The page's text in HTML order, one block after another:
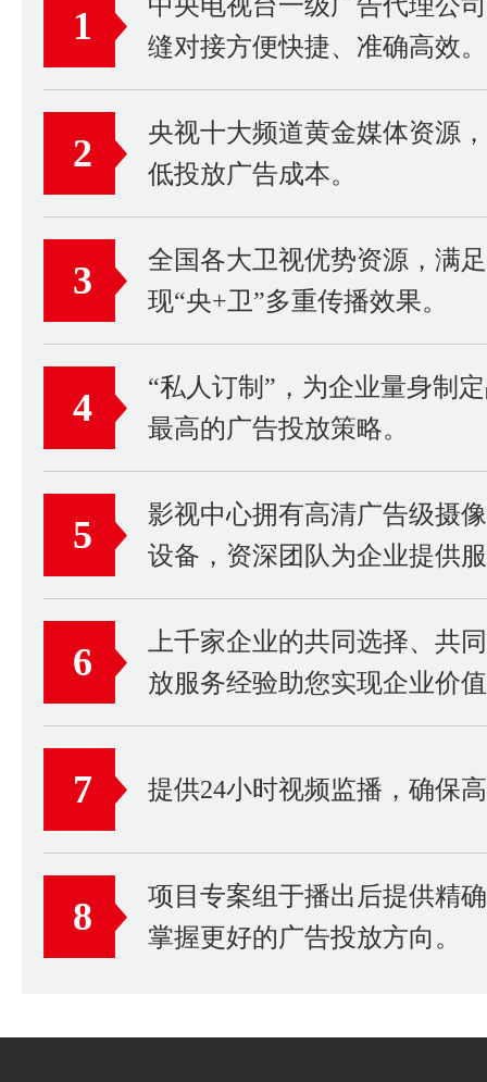
1
缝对接方便快捷、准确高效。
2
央视十大频道黄金媒体资源
低投放广告成本。
3
全国各大卫视优势资源，满
现“央+卫”多重传播效果。
4
“私人订制”，为企业量身制
最高的广告投放策略。
5
影视中心拥有高清广告级摄
设备，资深团队为企业提供
6
上千家企业的共同选择、共
放服务经验助您实现企业价
7 提供24小时视频监播，确保
8
项目专案组于播出后提供精
掌握更好的广告投放方向。